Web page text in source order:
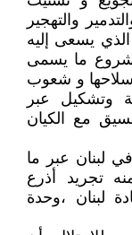
والتهجير
يسعى إليه
مشروع ما يسمى
سلاحها و شعوب
وتشكيل عبر
مع الكيان
لبنان عبر ما
تجريد أذرع
لبنان ،وحدة